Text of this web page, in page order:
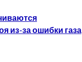
из-за ошибки газа